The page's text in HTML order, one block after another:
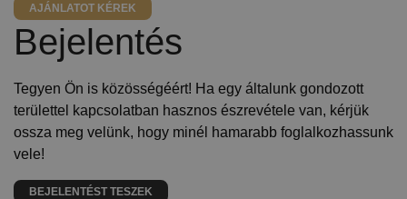
AJÁNLATOT KÉREK
Bejelentés
Tegyen Ön is közösségéért! Ha egy általunk gondozott
területtel kapcsolatban hasznos észrevétele van, kérjük
ossza meg velünk, hogy minél hamarabb foglalkozhassunk
vele!
BEJELENTÉST TESZEK